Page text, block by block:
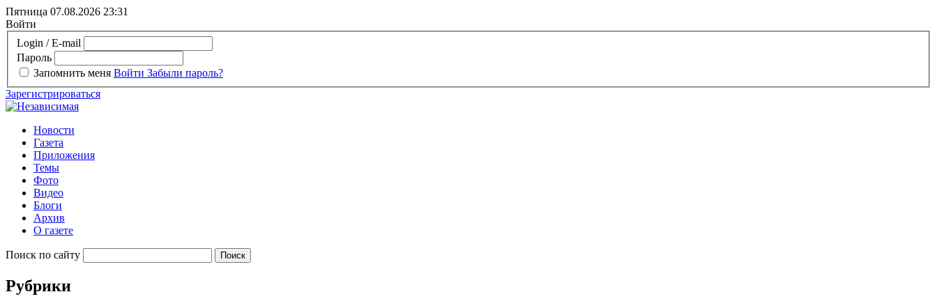
Пятница 07.08.2026 23:31
Войти
Login / E-mail
Пароль
Запомнить меня Войти Забыли пароль?
Зарегистрироваться
Новости
Газета
Приложения
Темы
Фото
Видео
Блоги
Архив
О газете
Поиск по сайту
Рубрики